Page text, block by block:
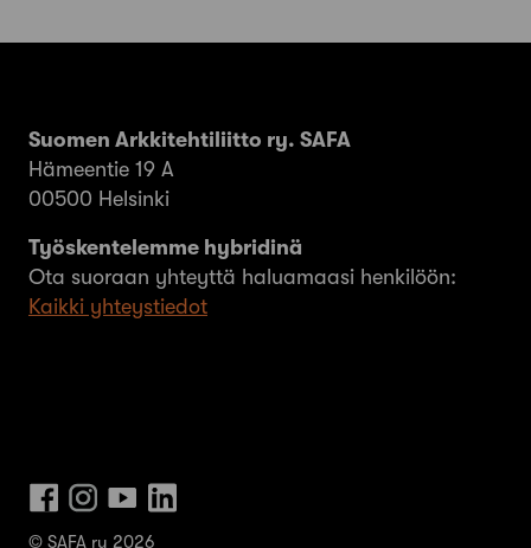
Suomen Arkkitehtiliitto ry. SAFA
Hämeentie 19 A
00500 Helsinki
Työskentelemme hybridinä
Ota suoraan yhteyttä haluamaasi henkilöön:
Kaikki yhteystiedot
© SAFA ry 2026